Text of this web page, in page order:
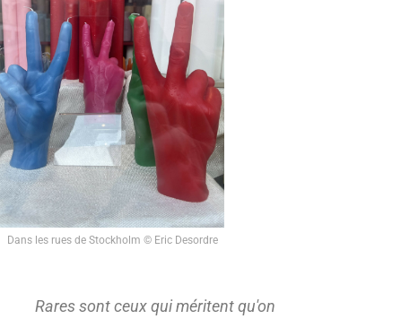
Dans les rues de Stockholm © Eric Desordre
Rares sont ceux qui méritent qu'on